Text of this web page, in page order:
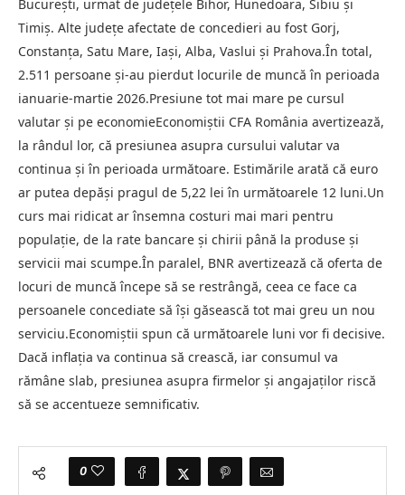
București, urmat de județele Bihor, Hunedoara, Sibiu și
Timiș. Alte județe afectate de concedieri au fost Gorj,
Constanța, Satu Mare, Iași, Alba, Vaslui și Prahova.În total,
2.511 persoane și-au pierdut locurile de muncă în perioada
ianuarie-martie 2026.Presiune tot mai mare pe cursul
valutar și pe economieEconomiștii CFA România avertizează,
la rândul lor, că presiunea asupra cursului valutar va
continua și în perioada următoare. Estimările arată că euro
ar putea depăși pragul de 5,22 lei în următoarele 12 luni.Un
curs mai ridicat ar însemna costuri mai mari pentru
populație, de la rate bancare și chirii până la produse și
servicii mai scumpe.În paralel, BNR avertizează că oferta de
locuri de muncă începe să se restrângă, ceea ce face ca
persoanele concediate să își găsească tot mai greu un nou
serviciu.Economiștii spun că următoarele luni vor fi decisive.
Dacă inflația va continua să crească, iar consumul va
rămâne slab, presiunea asupra firmelor și angajaților riscă
să se accentueze semnificativ.
0